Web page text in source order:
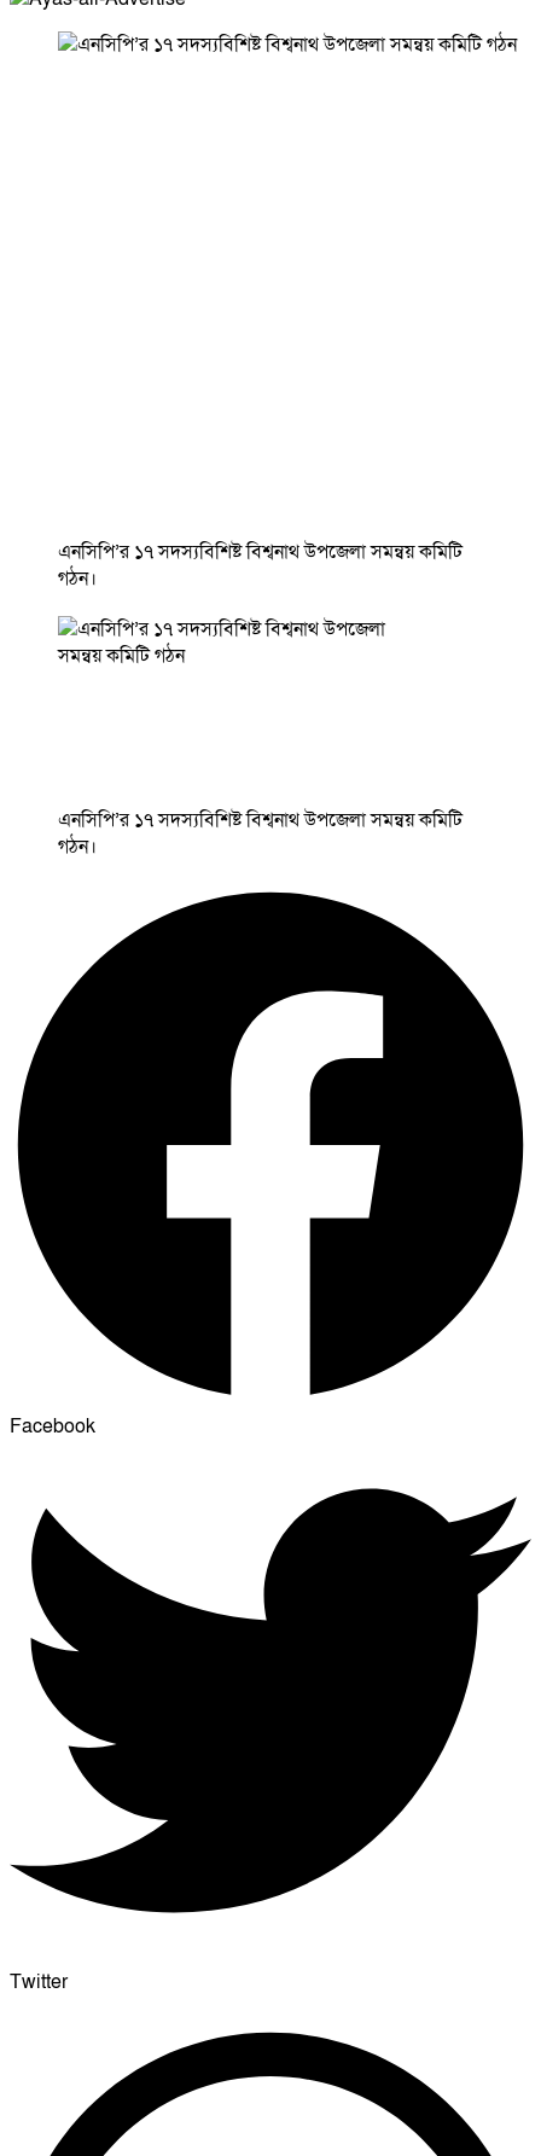
এনসিপি’র ১৭ সদস্যবিশিষ্ট বিশ্বনাথ উপজেলা সমন্বয় কমিটি
গঠন।
এনসিপি’র ১৭ সদস্যবিশিষ্ট বিশ্বনাথ উপজেলা সমন্বয় কমিটি
গঠন।
Facebook
Twitter